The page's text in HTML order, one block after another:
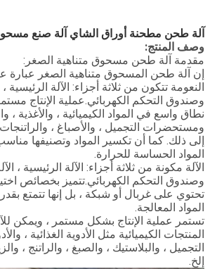
آلة طحن مطحنة أوراق الشاي آلة صنع
وصف المنتج:
مقدمة آلة طحن مسحوق متناهية الصغر:
إن آلة طحن المسحوق متناهية الصغر عبارة
النعومة تتكون من ثلاثة أجزاء: الآلة الرئيسية
وصندوق التحكم الكهربائي.عملية الإنتاج
نطاق واسع في المواد الكيميائية ، والأغذية ،
ومستحضرات التجميل ، والأصباغ ،
إلى ذلك. كما أن تكسير المواد وتصنيفها
المواد الحساسة للحرارة.
الآلة مكونة من ثلاثة أجزاء: الآلة الرئيسية ،
وصندوق التحكم الكهربائي.تتميز بخصائص
تحتوي على غربال أو شبكة ، بل إنها تتمتع
المواد المعالجة.
تستمر عملية الإنتاج بشكل مستمر ، ويمكن
المنتجات الكيميائية مثل الأدوية الغذائية ،
التجميل ، والبلاستيك ، والصبغ ، والراتنج ،
إلخ.